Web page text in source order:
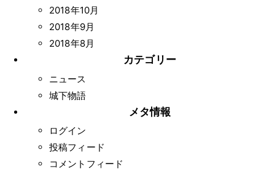
2018年10月
2018年9月
2018年8月
カテゴリー
ニュース
城下物語
メタ情報
ログイン
投稿フィード
コメントフィード